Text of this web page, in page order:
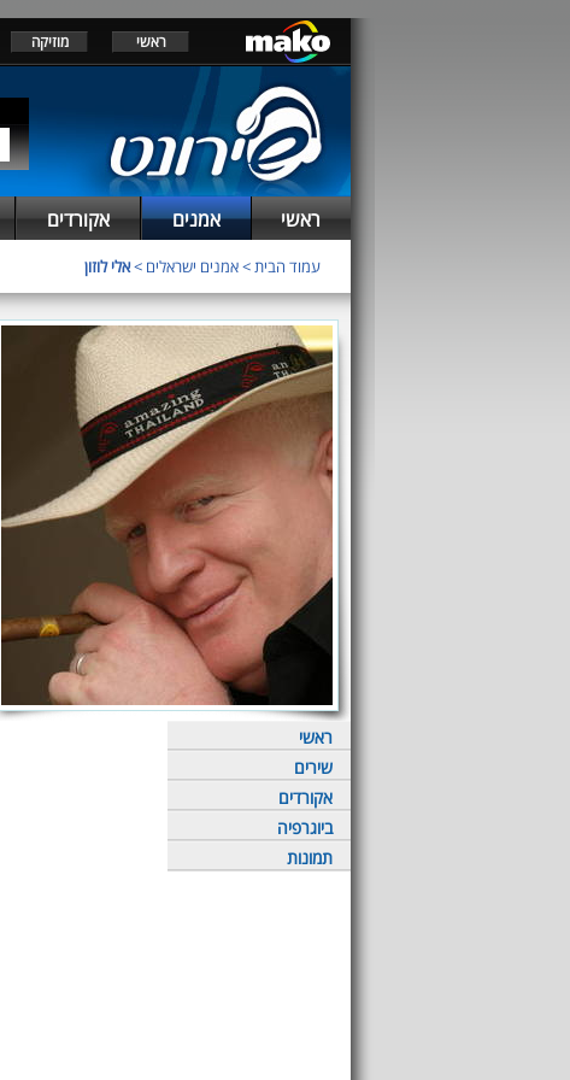
ראשי מוזיקה
ראשי אמנים אקורדים
עמוד הבית>אמנים ישראלים >אלי לוזון
ראשי
שירים
אקורדים
ביוגרפיה
תמונות